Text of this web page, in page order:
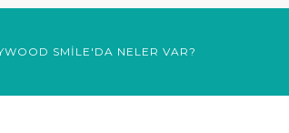
SMILE'DA NELER VAR?